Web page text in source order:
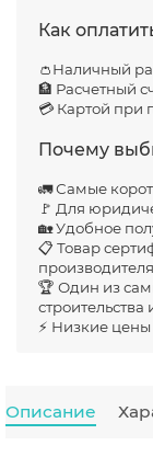
Как
👛Наличный
🏦 Расчетный
💳 Картой при
Почему
🚛 Самые
🚩 Для
🏡 Удобное
📋 Товар
производителя
🏆 Один из
⚡ Низкие
Описание